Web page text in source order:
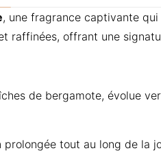
, une fragrance captivante
raffinées, offrant une
de bergamote, évolue
tout au long de la